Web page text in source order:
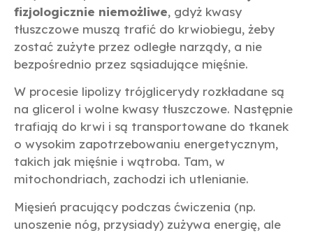
fizjologicznie niemożliwe, gdyż kwasy
tłuszczowe muszą trafić do krwiobiegu, żeby
zostać zużyte przez odległe narządy, a nie
bezpośrednio przez sąsiadujące mięśnie.
W procesie lipolizy trójglicerydy rozkładane są
na glicerol i wolne kwasy tłuszczowe. Następnie
trafiają do krwi i są transportowane do tkanek
o wysokim zapotrzebowaniu energetycznym,
takich jak mięśnie i wątroba. Tam, w
mitochondriach, zachodzi ich utlenianie.
Mięsień pracujący podczas ćwiczenia (np.
unoszenie nóg, przysiady) zużywa energię, ale